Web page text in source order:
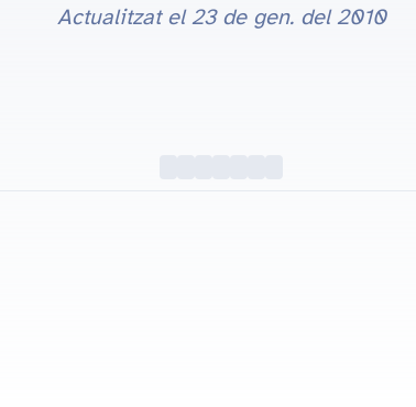
Actualitzat el23 de gen. del 2010